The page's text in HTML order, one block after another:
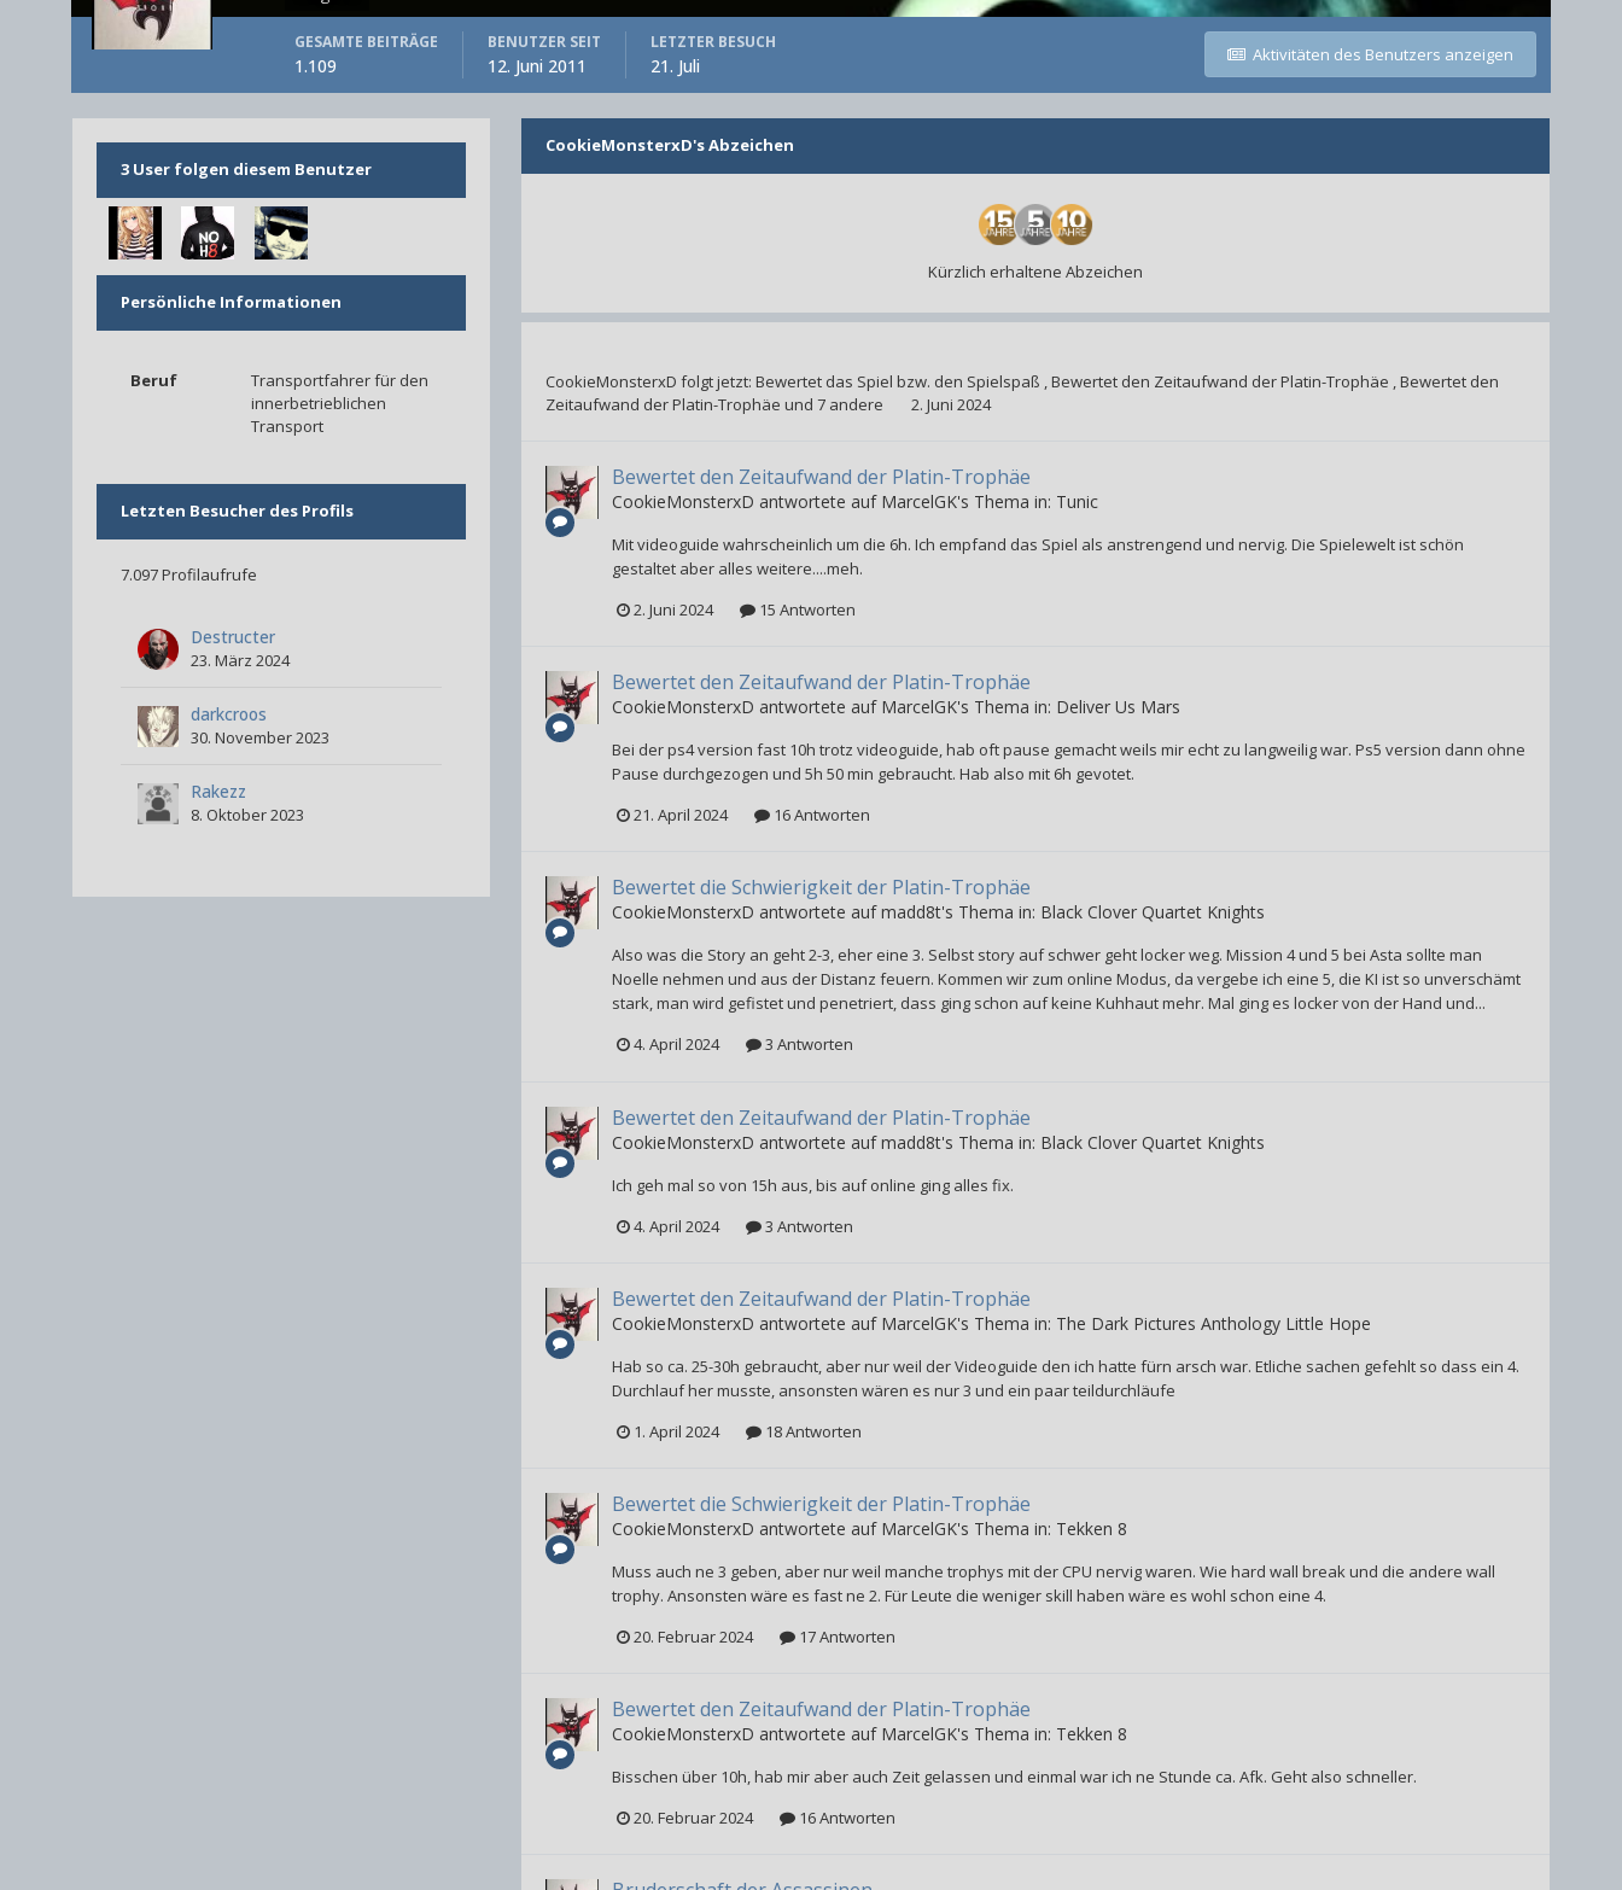
Aktivitäten des Benutzers anzeigen
GESAMTE BEITRÄGE
1.109
BENUTZER SEIT
12. Juni 2011
LETZTER BESUCH
21. Juli
3 User folgen diesem Benutzer
Persönliche Informationen
Beruf
Transportfahrer für den
innerbetrieblichen
Transport
Letzten Besucher des Profils
7.097 Profilaufrufe
Destructer
23. März 2024
darkcroos
30. November 2023
Rakezz
8. Oktober 2023
CookieMonsterxD's Abzeichen
Kürzlich erhaltene Abzeichen
CookieMonsterxD folgt jetzt: Bewertet das Spiel bzw. den Spielspaß ,Bewertet den Zeitaufwand der Platin-Trophäe ,Bewertet den
Zeitaufwand der Platin-Trophäe und 7 andere 2. Juni 2024
Bewertet den Zeitaufwand der Platin-Trophäe
CookieMonsterxD antwortete auf MarcelGK's Thema in: Tunic
Mit videoguide wahrscheinlich um die 6h. Ich empfand das Spiel als anstrengend und nervig. Die Spielewelt ist schön
gestaltet aber alles weitere....meh.
2. Juni 2024
15 Antworten
Bewertet den Zeitaufwand der Platin-Trophäe
CookieMonsterxD antwortete auf MarcelGK's Thema in: Deliver Us Mars
Bei der ps4 version fast 10h trotz videoguide, hab oft pause gemacht weils mir echt zu langweilig war. Ps5 version dann ohne
Pause durchgezogen und 5h 50 min gebraucht. Hab also mit 6h gevotet.
21. April 2024
16 Antworten
Bewertet die Schwierigkeit der Platin-Trophäe
CookieMonsterxD antwortete aufmadd8t's Thema in: Black Clover Quartet Knights
Also was die Story an geht 2-3, eher eine 3. Selbst story auf schwer geht locker weg. Mission 4 und 5 bei Asta sollte man
Noelle nehmen und aus der Distanz feuern. Kommen wir zum online Modus, da vergebe ich eine 5, die KI ist so unverschämt
stark, man wird gefistet und penetriert, dass ging schon auf keine Kuhhaut mehr. Mal ging es locker von der Hand und...
4. April 2024
3 Antworten
Bewertet den Zeitaufwand der Platin-Trophäe
CookieMonsterxD antwortete aufmadd8t's Thema in: Black Clover Quartet Knights
Ich geh mal so von 15h aus, bis auf online ging alles fix.
4. April 2024
3 Antworten
Bewertet den Zeitaufwand der Platin-Trophäe
CookieMonsterxD antwortete auf MarcelGK's Thema in: The Dark Pictures Anthology Little Hope
Hab so ca. 25-30h gebraucht, aber nur weil der Videoguide den ich hatte fürn arsch war. Etliche sachen gefehlt so dass ein 4.
Durchlauf her musste, ansonsten wären es nur 3 und ein paar teildurchläufe
1. April 2024
18 Antworten
Bewertet die Schwierigkeit der Platin-Trophäe
CookieMonsterxD antwortete auf MarcelGK's Thema in: Tekken 8
Muss auch ne 3 geben, aber nur weil manche trophys mit der CPU nervig waren. Wie hard wall break und die andere wall
trophy. Ansonsten wäre es fast ne 2. Für Leute die weniger skill haben wäre es wohl schon eine 4.
20. Februar 2024
17 Antworten
Bewertet den Zeitaufwand der Platin-Trophäe
CookieMonsterxD antwortete auf MarcelGK's Thema in: Tekken 8
Bisschen über 10h, hab mir aber auch Zeit gelassen und einmal war ich ne Stunde ca. Afk. Geht also schneller.
20. Februar 2024
16 Antworten